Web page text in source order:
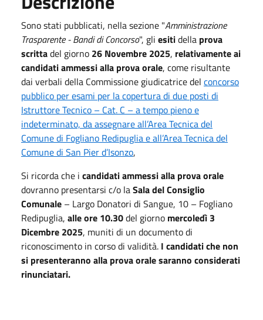
Sono stati pubblicati, nella sezione "Amministrazione
Trasparente - Bandi di Concorso", gli esitidella prova
scrittadel giorno 26 Novembre 2025, relativamente ai
candidati ammessi alla prova orale, come risultante
dai verbali della Commissione giudicatrice del concorso
pubblico per esami per la copertura di due posti di
Istruttore Tecnico – Cat. C – a tempo pieno e
indeterminato, da assegnare all’Area Tecnica del
Comune di Fogliano Redipuglia e all’Area Tecnica del
Comune di San Pier d’Isonzo,
Si ricorda che i candidati ammessi alla prova orale
dovranno presentarsi c/o laSala del Consiglio
Comunale – Largo Donatori di Sangue, 10 – Fogliano
Redipuglia, alle ore 10.30del giorno mercoledì 3
Dicembre 2025, muniti di un documento di
riconoscimento in corso di validità. I candidati che non
si presenteranno alla prova orale saranno considerati
rinunciatari.